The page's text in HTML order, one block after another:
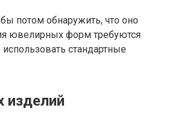
потом обнаружить, что оно
ювелирных форм требуются
стандартные
изделий